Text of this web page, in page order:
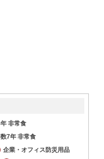
非常食
7年 非常食
企業・オフィス防災用品